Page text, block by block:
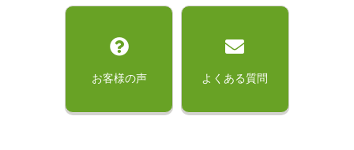
お客様の声 よくある質問